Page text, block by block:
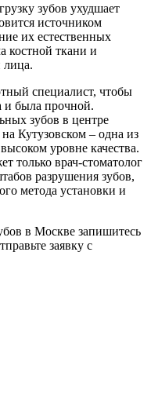
зубов ухудшает
источником
их естественных
костной ткани и
лица.
специалист, чтобы
и была прочной.
зубов в центре
Кутузовском – одна из
уровне качества.
только врач-стоматолог
разрушения зубов,
метода установки и
в Москве запишитесь
заявку с